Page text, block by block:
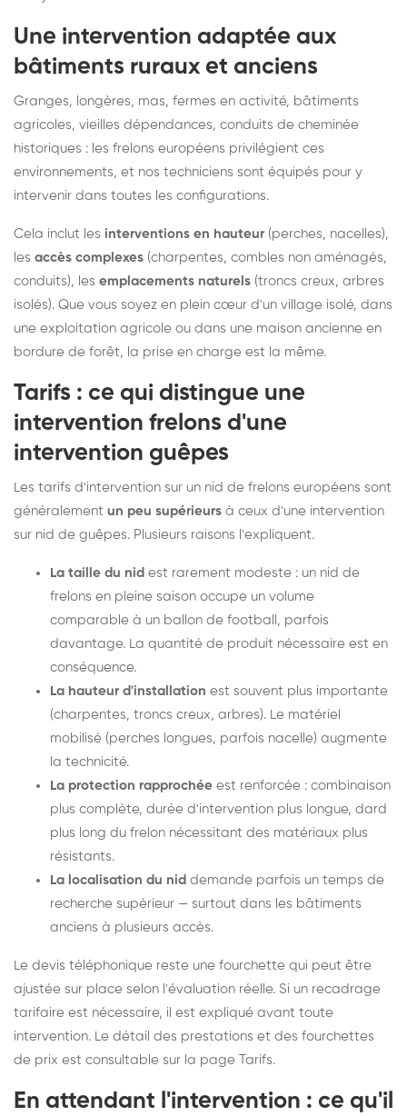
Une intervention adaptée aux
bâtiments ruraux et anciens
Granges, longères, mas, fermes en activité, bâtiments
agricoles, vieilles dépendances, conduits de cheminée
historiques : les frelons européens privilégient ces
environnements, et nos techniciens sont équipés pour y
intervenir dans toutes les configurations.
Cela inclut les interventions en hauteur (perches, nacelles),
les accès complexes (charpentes, combles non aménagés,
conduits), les emplacements naturels (troncs creux, arbres
isolés). Que vous soyez en plein cœur d'un village isolé, dans
une exploitation agricole ou dans une maison ancienne en
bordure de forêt, la prise en charge est la même.
Tarifs : ce qui distingue une
intervention frelons d'une
intervention guêpes
Les tarifs d'intervention sur un nid de frelons européens sont
généralement un peu supérieurs à ceux d'une intervention
sur nid de guêpes. Plusieurs raisons l'expliquent.
La taille du nid est rarement modeste : un nid de
frelons en pleine saison occupe un volume
comparable à un ballon de football, parfois
davantage. La quantité de produit nécessaire est en
conséquence.
La hauteur d'installation est souvent plus importante
(charpentes, troncs creux, arbres). Le matériel
mobilisé (perches longues, parfois nacelle) augmente
la technicité.
La protection rapprochée est renforcée : combinaison
plus complète, durée d'intervention plus longue, dard
plus long du frelon nécessitant des matériaux plus
résistants.
La localisation du nid demande parfois un temps de
recherche supérieur — surtout dans les bâtiments
anciens à plusieurs accès.
Le devis téléphonique reste une fourchette qui peut être
ajustée sur place selon l'évaluation réelle. Si un recadrage
tarifaire est nécessaire, il est expliqué avant toute
intervention. Le détail des prestations et des fourchettes
de prix est consultable sur la page Tarifs.
En attendant l'intervention : ce qu'il